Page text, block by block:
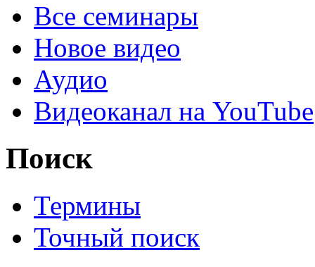
Все семинары
Новое видео
Аудио
Видеоканал на YouTube
Поиск
Термины
Точный поиск